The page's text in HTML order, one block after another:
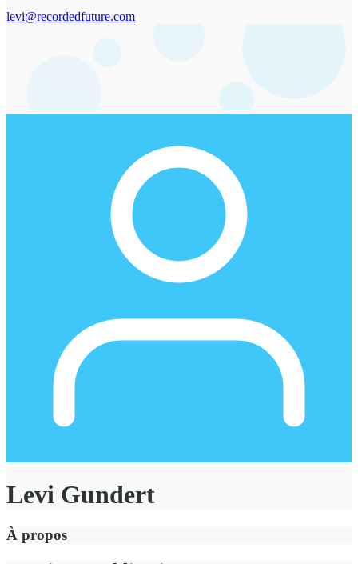
levi@recordedfuture.com
Levi Gundert
À propos